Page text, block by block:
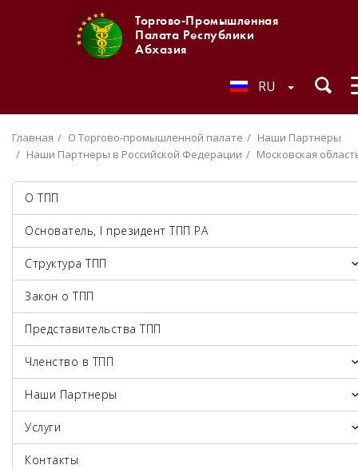
Торгово-Промышленная
Палата Республики
Абхазия
RU
Главная О Торгово-промышленной палате
Наши Партнеры
Наши Партнеры в Российской Федерации
Московская
О ТПП
Основатель, I президент ТПП РА
Структура ТПП
Закон о ТПП
Представительства ТПП
Членство в ТПП
Наши Партнеры
Услуги
Контакты